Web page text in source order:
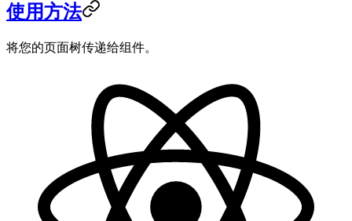
使用方法
将您的页面树传递给组件。